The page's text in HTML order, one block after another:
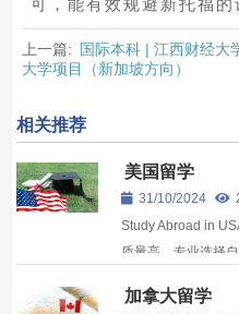
可，能有效规避新托福的
上一篇:
国际本科 | 江西财经大
大学项目（新加坡方向）
相关推荐
美国留学
31/10/2024
Study Abroad in
质量高、专业选择
Choose to study
加拿大留学